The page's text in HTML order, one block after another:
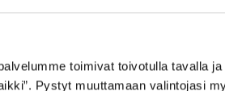
toimivat toivotulla tavalla
Pystyt muuttamaan valintojasi